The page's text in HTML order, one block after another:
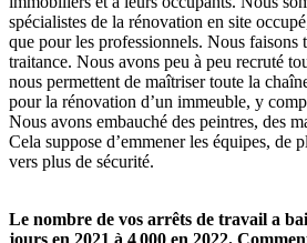
spécialistes de la rénovation en site
que pour les professionnels. Nous faisons
traitance. Nous avons peu à peu recruté
nous permettent de maîtriser toute la
pour la rénovation d’un immeuble, y
Nous avons embauché des peintres, des
Cela suppose d’emmener les équipes, de
vers plus de sécurité.
Le nombre de vos arrêts de travail a